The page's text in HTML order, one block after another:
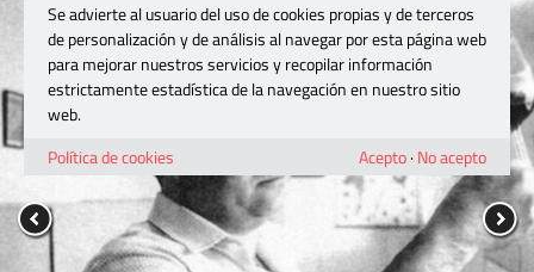
Se advierte al usuario del uso de cookies propias y de terceros
de personalización y de análisis al navegar por esta página web
para mejorar nuestros servicios y recopilar información
estrictamente estadística de la navegación en nuestro sitio
web.
Política de cookies
Acepto· No acepto